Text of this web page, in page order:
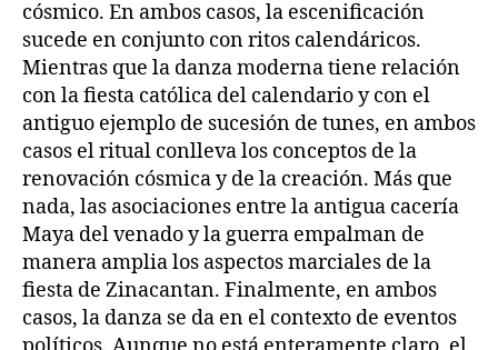
cósmico. En ambos casos, la escenificación
sucede en conjunto con ritos calendáricos.
Mientras que la danza moderna tiene relación
con la fiesta católica del calendario y con el
antiguo ejemplo de sucesión de tunes, en ambos
casos el ritual conlleva los conceptos de la
renovación cósmica y de la creación. Más que
nada, las asociaciones entre la antigua cacería
Maya del venado y la guerra empalman de
manera amplia los aspectos marciales de la
fiesta de Zinacantan. Finalmente, en ambos
casos, la danza se da en el contexto de eventos